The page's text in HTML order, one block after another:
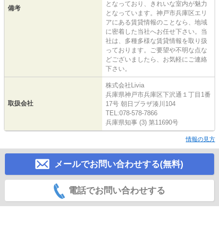
備考
となっており、きれいな室内が魅力
となっています。神戸市兵庫区エリ
アにある賃貸情報のことなら、地域
に密着した当社へお任せ下さい。当
社は、多種多様な賃貸情報を取り扱
っております。ご要望や不明な点な
どございましたら、お気軽にご連絡
下さい。
取扱会社
株式会社Livia
兵庫県神戸市兵庫区下沢通１丁目1番
17号 朝日プラザ湊川104
TEL:078-578-7866
兵庫県知事 (3) 第11690号
情報の見方
メールでお問い合わせする(無料)
電話でお問い合わせする